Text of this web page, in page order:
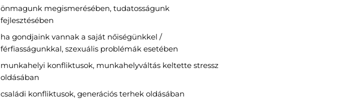
önmagunk megismerésében, tudatosságunk
fejlesztésében
ha gondjaink vannak a saját nőiségünkkel /
férfiasságunkkal, szexuális problémák esetében
munkahelyi konfliktusok, munkahelyváltás keltette stressz
oldásában
családi konfliktusok, generációs terhek oldásában